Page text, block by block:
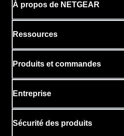
À propos de NETGEAR
Ressources
Produits et commandes
Entreprise
Sécurité des produits